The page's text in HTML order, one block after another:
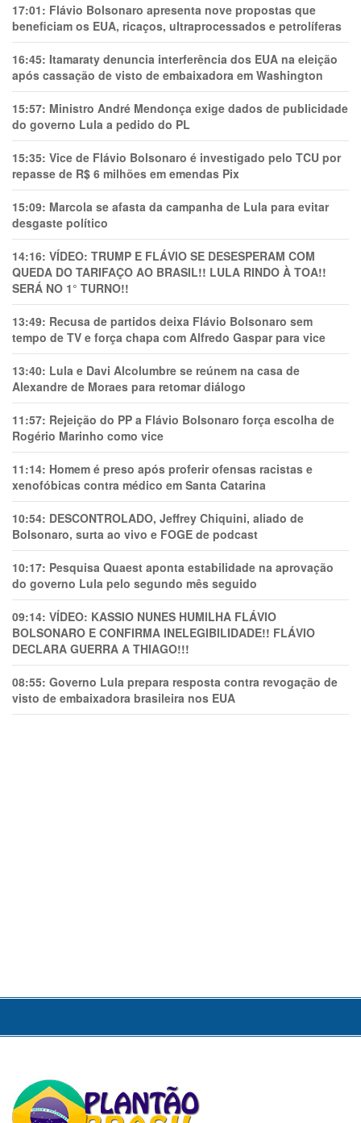
17:01: Flávio Bolsonaro apresenta nove propostas que
beneficiam os EUA, ricaços, ultraprocessados e petrolíferas
16:45: Itamaraty denuncia interferência dos EUA na eleição
após cassação de visto de embaixadora em Washington
15:57: Ministro André Mendonça exige dados de publicidade
do governo Lula a pedido do PL
15:35: Vice de Flávio Bolsonaro é investigado pelo TCU por
repasse de R$ 6 milhões em emendas Pix
15:09: Marcola se afasta da campanha de Lula para evitar
desgaste político
14:16: VÍDEO: TRUMP E FLÁVIO SE DESESPERAM COM
QUEDA DO TARIFAÇO AO BRASIL!! LULA RINDO À TOA!!
SERÁ NO 1° TURNO!!
13:49: Recusa de partidos deixa Flávio Bolsonaro sem
tempo de TV e força chapa com Alfredo Gaspar para vice
13:40: Lula e Davi Alcolumbre se reúnem na casa de
Alexandre de Moraes para retomar diálogo
11:57: Rejeição do PP a Flávio Bolsonaro força escolha de
Rogério Marinho como vice
11:14: Homem é preso após proferir ofensas racistas e
xenofóbicas contra médico em Santa Catarina
10:54: DESCONTROLADO, Jeffrey Chiquini, aliado de
Bolsonaro, surta ao vivo e FOGE de podcast
10:17: Pesquisa Quaest aponta estabilidade na aprovação
do governo Lula pelo segundo mês seguido
09:14: VÍDEO: KASSIO NUNES HUMlLHA FLÁVIO
BOLSONARO E CONFIRMA INELEGIBILIDADE!! FLÁVIO
DECLARA GUERRA A THIAGO!!!
08:55: Governo Lula prepara resposta contra revogação de
visto de embaixadora brasileira nos EUA